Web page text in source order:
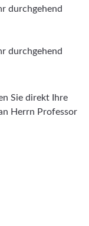
durchgehend
durchgehend
Sie direkt Ihre
Herrn Professor